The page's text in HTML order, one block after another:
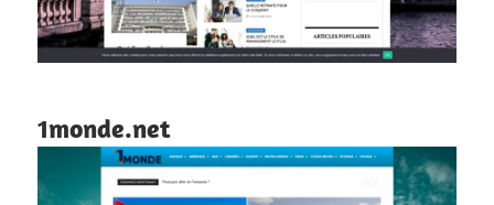
1monde.net